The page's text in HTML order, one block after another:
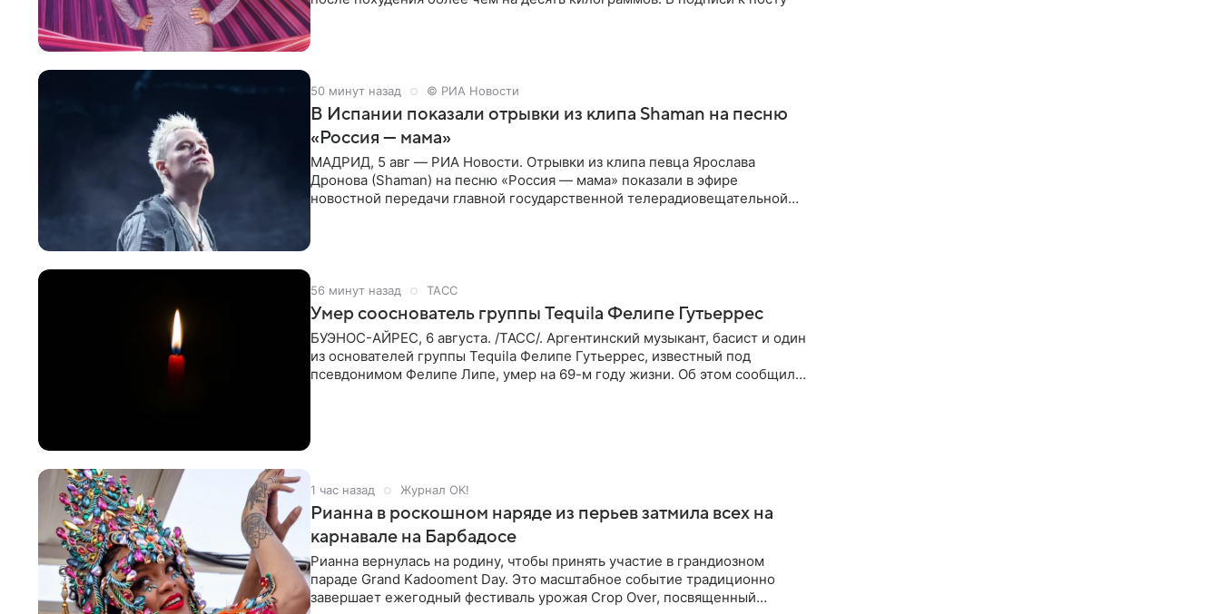
50 минут назад © РИА Новости
В Испании показали отрывки из клипа Shaman на песню
«Россия — мама»
МАДРИД, 5 авг — РИА Новости. Отрывки из клипа певца Ярослава
Дронова (Shaman) на песню «Россия — мама» показали в эфире
новостной передачи главной государственной телерадиовещательной
56 минут назад ТАСС
Умер сооснователь группы Tequila Фелипе Гутьеррес
БУЭНОС-АЙРЕС, 6 августа. /ТАСС/. Аргентинский музыкант, басист и один
из основателей группы Tequila Фелипе Гутьеррес, известный под
псевдонимом Фелипе Липе, умер на 69-м году жизни. Об этом сообщил
1 час назад Журнал OK!
Рианна в роскошном наряде из перьев затмила всех на
карнавале на Барбадосе
Рианна вернулась на родину, чтобы принять участие в грандиозном
параде Grand Kadooment Day. Это масштабное событие традиционно
завершает ежегодный фестиваль урожая Crop Over, посвященный